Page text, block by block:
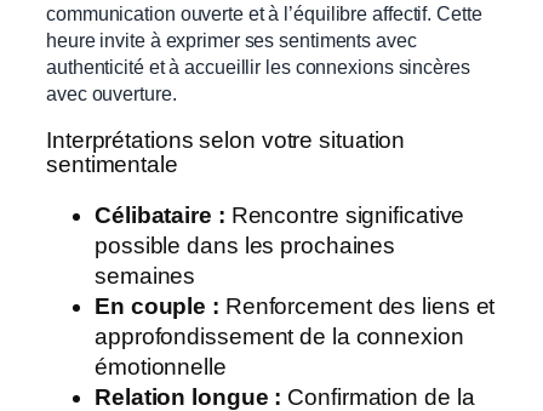
communication ouverte et à l’équilibre affectif. Cette
heure invite à exprimer ses sentiments avec
authenticité et à accueillir les connexions sincères
avec ouverture.
Interprétations selon votre situation
sentimentale
Célibataire : Rencontre significative
possible dans les prochaines
semaines
En couple : Renforcement des liens et
approfondissement de la connexion
émotionnelle
Relation longue : Confirmation de la